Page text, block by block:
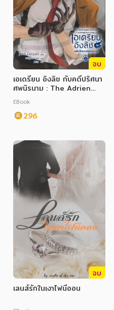
กฎหมาย สัญญา ภาษี
การเงิน การลงทุน บริหาร
นิตยสาร หนังสือพิมพ์
ครอบครัว
วรรณกรรม
เทคโนโลยี การสื่อสาร วิทยา
ภาษาศาสตร์
หนังสือเด็ก
การพัฒนาตนเอง
ความรู้ทั่วไป
การ์ตูนความรู้ การ์ตูน
การ์ตูนมังงะ (Manga)
จบ
เอเดรียน อิงลิช กับคดีปริศนา
ศพนิรนาม : The Adrien
English Mysteries: A
Dangerous Thing
EBook
296
จบ
เลนส์รักในเงาไฟนีออน